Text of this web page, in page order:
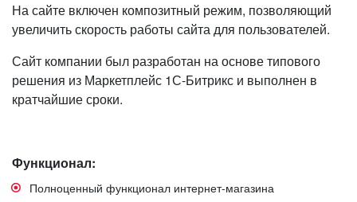
На сайте включен композитный режим, позволяющий
увеличить скорость работы сайта для пользователей.
Сайт компании был разработан на основе типового
решения из Маркетплейс 1С-Битрикс и выполнен в
кратчайшие сроки.
Функционал:
Полноценный функционал интернет-магазина